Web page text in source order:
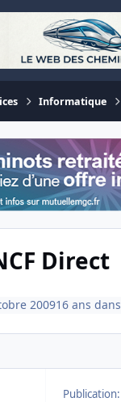
Informatique
Direct
200916 ans dans
Publication: